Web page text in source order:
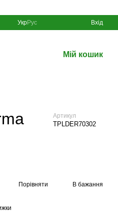
УкрРус Вхід
Мій кошик
Артикул
TPLDER70302
Порівняти В бажання